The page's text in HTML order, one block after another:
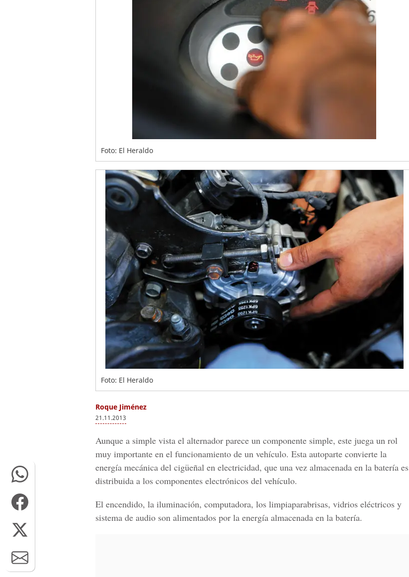
Foto: El Heraldo
Foto: El Heraldo
Roque Jiménez
21.11.2013
Aunque a simple vista el alternador parece un componente simple, este juega un rol
muy importante en el funcionamiento de un vehículo. Esta autoparte convierte la
energía mecánica del cigüeñal en electricidad, que una vez almacenada en la batería es
distribuida a los componentes electrónicos del vehículo.
El encendido, la iluminación, computadora, los limpiaparabrisas, vidrios eléctricos y
sistema de audio son alimentados por la energía almacenada en la batería.